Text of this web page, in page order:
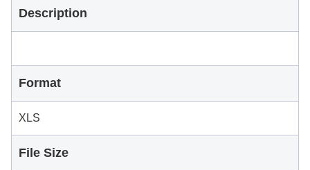
Description
Format
XLS
File Size